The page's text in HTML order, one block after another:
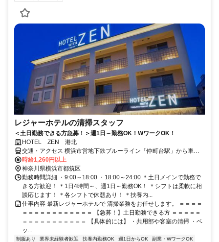
レジャーホテルの清掃スタッフ
＜土日勤務できる方急募！＞週1日～勤務OK！WワークOK！
HOTEL ZEN 港北
交通・アクセス 横浜市営地下鉄ブルーライン「仲町台駅」から車で
約4分、第三京浜道路「港北インター」から車で約3分 ＊マイカー通
勤OK！
時給1,260円以上
神奈川県横浜市都筑区
勤務時間詳細 ・9:00～18:00 ・18:00～24:00 ＊土日メインで勤務で
きる方歓迎！ ＊1日4時間～、週1日～勤務OK！ ＊シフトは柔軟に相
談応じます！ ＊各シフトで休憩あり！ ＊扶養内...
仕事内容 最新レジャーホテルで 清掃業務をお任せします。 ＝＝＝＝
＝＝＝＝＝＝＝＝＝＝＝＝ 【急募！】土日勤務できる方 ＝＝＝＝＝
＝＝＝＝＝＝＝＝＝＝＝ 【具体的には】 ・共用部や客室の清掃 ・ベ
ッ...
制服あり 業界未経験者歓迎 扶養内勤務OK 週1日からOK
副業・WワークOK